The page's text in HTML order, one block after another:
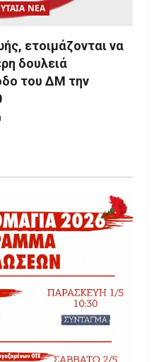
ΝΕΑ
ετοιμάζονται να
δουλειά
του ΔΜ την